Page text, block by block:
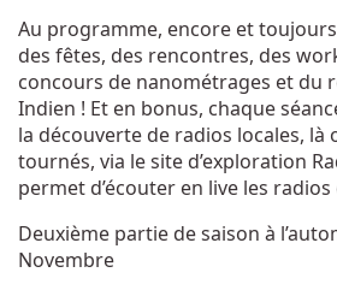
Au programme, encore et
des fêtes, des rencontres, des
concours de nanométrages et du
Indien ! Et en bonus, chaque
la découverte de radios locales, là
tournés, via le site d’exploration
permet d’écouter en live les
Deuxième partie de saison à
Novembre